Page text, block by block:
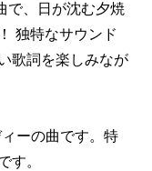
で、日が沈む夕焼
独特なサウンド
歌詞を楽しみなが
ーの曲です。特
す。